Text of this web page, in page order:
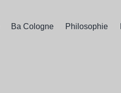
Ba Cologne Philosophie